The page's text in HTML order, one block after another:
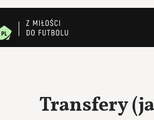
Transfery